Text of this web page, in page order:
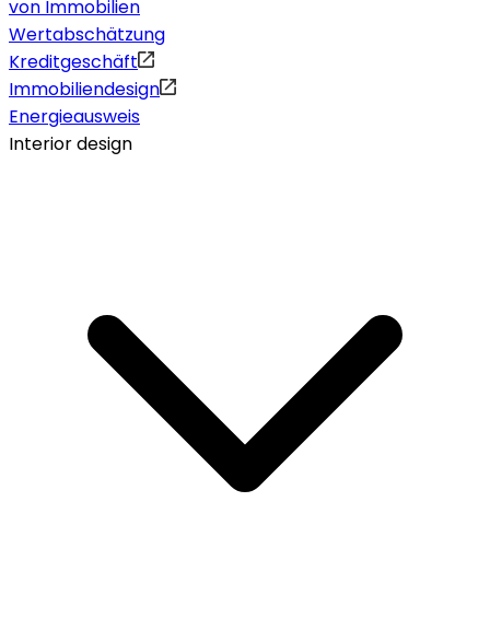
von Immobilien
Wertabschätzung
Kreditgeschäft
Immobiliendesign
Energieausweis
Interior design